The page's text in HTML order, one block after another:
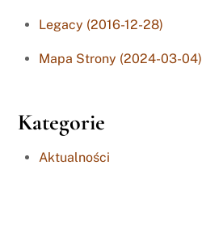
Legacy (2016-12-28)
Mapa Strony (2024-03-04)
Kategorie
Aktualności